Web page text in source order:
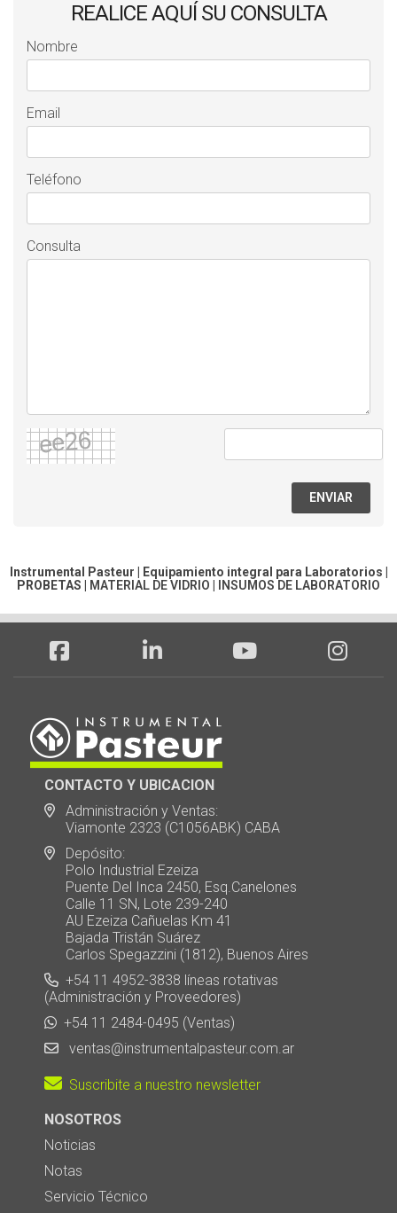
REALICE AQUÍ SU CONSULTA
Nombre
Email
Teléfono
Consulta
ENVIAR
Instrumental Pasteur | Equipamiento integral para Laboratorios |
PROBETAS
MATERIAL DE VIDRIO INSUMOS DE LABORATORIO
CONTACTO Y UBICACION
Administración y Ventas:
Viamonte 2323 (C1056ABK) CABA
Depósito:
Polo Industrial Ezeiza
Puente Del Inca 2450, Esq.Canelones
Calle 11 SN, Lote 239-240
AU Ezeiza Cañuelas Km 41
Bajada Tristán Suárez
Carlos Spegazzini (1812), Buenos Aires
+54 11 4952-3838 líneas rotativas
(Administración y Proveedores)
+54 11 2484-0495 (Ventas)
ventas@instrumentalpasteur.com.ar
Suscribite a nuestro newsletter
NOSOTROS
Noticias
Notas
Servicio Técnico